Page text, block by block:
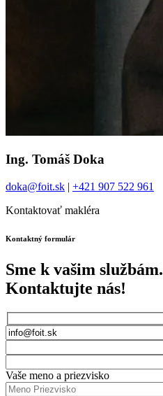
Ing. Tomáš Doka
doka@foit.sk | +421 907 522 961
Kontaktovať makléra
Kontaktný formulár
Sme k vašim službám.
Kontaktujte nás!
Vaše meno a priezvisko